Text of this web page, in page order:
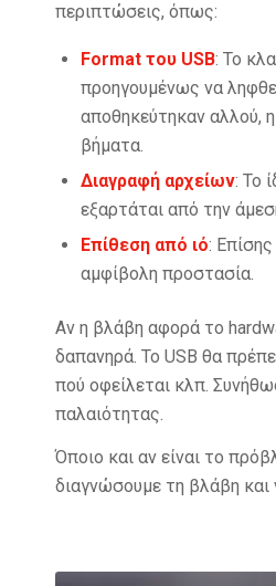
περιπτώσεις, όπως:
Format του USB: Το
προηγουμένως να
αποθηκεύτηκαν αλλού,
βήματα.
Διαγραφή αρχείων: Το
εξαρτάται από την
Επίθεση από ιό:
αμφίβολη προστασία.
Αν η βλάβη αφορά το
δαπανηρά. Το USB θα
πού οφείλεται κλπ.
παλαιότητας.
Όποιο και αν είναι το
διαγνώσουμε τη βλάβη